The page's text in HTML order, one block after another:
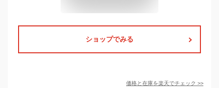
ショップでみる
価格と在庫を楽天でチェック >>